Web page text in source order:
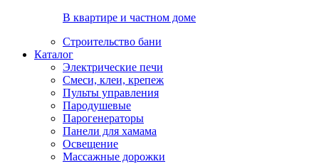
В квартире и частном доме
Строительство бани
Каталог
Электрические печи
Смеси, клеи, крепеж
Пульты управления
Пародушевые
Парогенераторы
Панели для хамама
Освещение
Массажные дорожки